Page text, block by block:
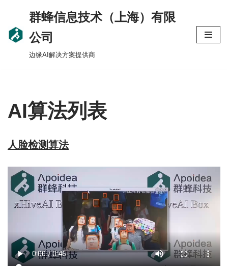
Skip
to
content
群蜂信息技术（上海）有限
公司
边缘AI解决方案提供商
AI算法列表
人脸检测算法